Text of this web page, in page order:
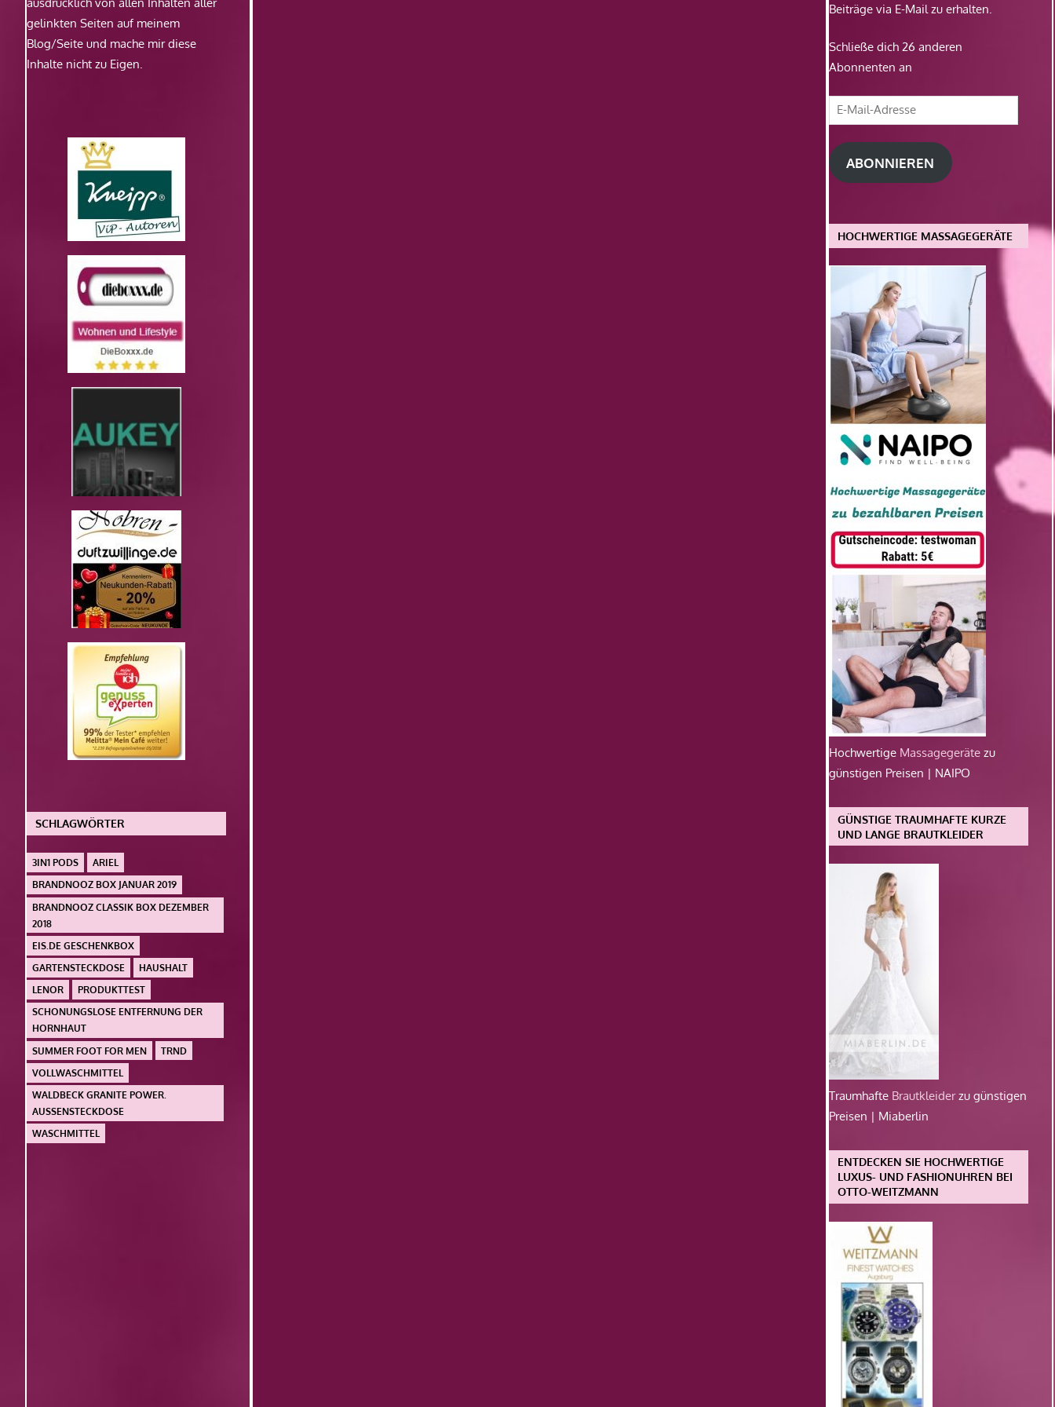
gelinkten Seiten auf meinem
Blog/Seite und mache mir diese
Inhalte nicht zu Eigen.
SCHLAGWÖRTER
3IN1 PODS
ARIEL
BRANDNOOZ BOX JANUAR 2019
BRANDNOOZ CLASSIK BOX DEZEMBER
2018
EIS.DE GESCHENKBOX
GARTENSTECKDOSE
HAUSHALT
LENOR
PRODUKTTEST
SCHONUNGSLOSE ENTFERNUNG DER
HORNHAUT
SUMMER FOOT FOR MEN
TRND
VOLLWASCHMITTEL
WALDBECK GRANITE POWER.
AUSSENSTECKDOSE
WASCHMITTEL
Beiträge via E-Mail zu erhalten.
Schließe dich 26 anderen
Abonnenten an
E-
Mail-
Adresse
ABONNIEREN
HOCHWERTIGE MASSAGEGERÄTE
Hochwertige Massagegeräte zu
günstigen Preisen | NAIPO
GÜNSTIGE TRAUMHAFTE KURZE
UND LANGE BRAUTKLEIDER
Traumhafte Brautkleiderzu günstigen
Preisen | Miaberlin
ENTDECKEN SIE HOCHWERTIGE
LUXUS- UND FASHIONUHREN BEI
OTTO-WEITZMANN